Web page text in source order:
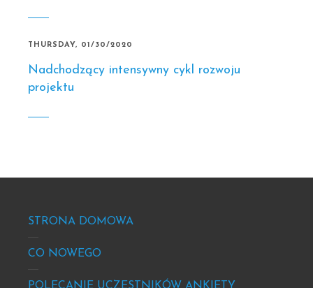
THURSDAY, 01/30/2020
Nadchodzący intensywny cykl rozwoju
projektu
Footer
site
STRONA DOMOWA
CO NOWEGO